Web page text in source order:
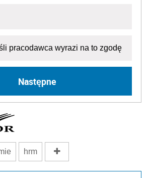
pracodawca wyrazi na to zgodę
Następne
hrm